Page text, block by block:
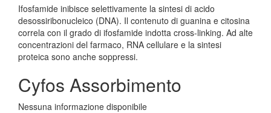
Ifosfamide inibisce selettivamente la sintesi di acido
desossiribonucleico (DNA). Il contenuto di guanina e citosina
correla con il grado di ifosfamide indotta cross-linking. Ad alte
concentrazioni del farmaco, RNA cellulare e la sintesi
proteica sono anche soppressi.
Cyfos Assorbimento
Nessuna informazione disponibile